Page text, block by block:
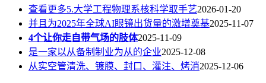
查看更多5.大学工程物理系核科学取手艺2026-01-20
并且为2025年全球AI眼镜出货量的激增奠基2025-11-07
4个让你走自带气场的肢体2025-11-09
是一家以从备制制业为从的企业2025-12-08
从实空管清洗、镀膜、封口、灌注、烤消2025-12-06